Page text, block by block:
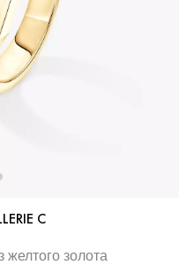
С
желтого золота